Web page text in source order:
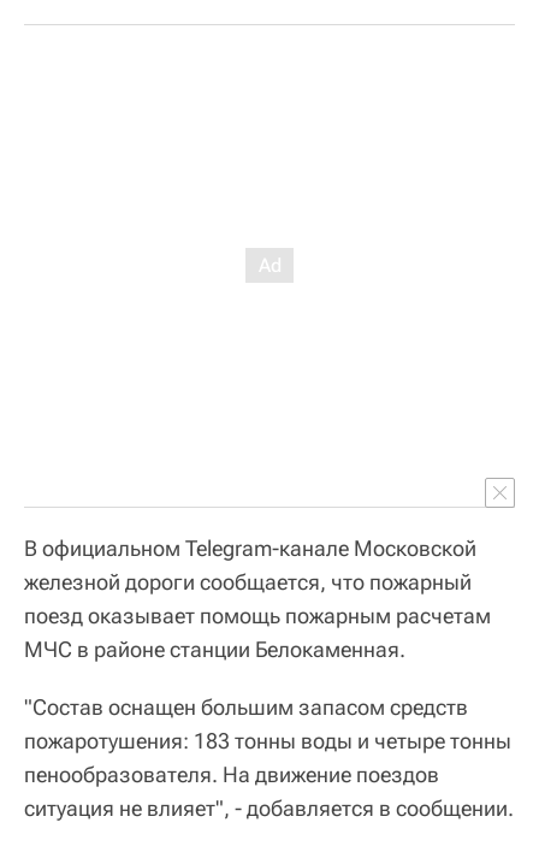
В официальном Telegram-канале Московской
железной дороги сообщается, что пожарный
поезд оказывает помощь пожарным расчетам
МЧС в районе станции Белокаменная.
"Состав оснащен большим запасом средств
пожаротушения: 183 тонны воды и четыре тонны
пенообразователя. На движение поездов
ситуация не влияет", - добавляется в сообщении.